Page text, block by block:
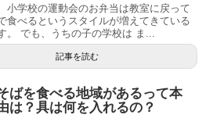
小学校の運動会のお弁当は教室に戻って
食べるというスタイルが増えてきている
。 でも、うちの子の学校は ま...
記事を読む
ばを食べる地域があるって本
は？具は何を入れるの？